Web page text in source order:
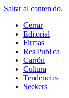
Saltar al contenido.
Cerrar
Editorial
Firmas
Res Publica
Carrón
Cultura
Tendencias
Seekers